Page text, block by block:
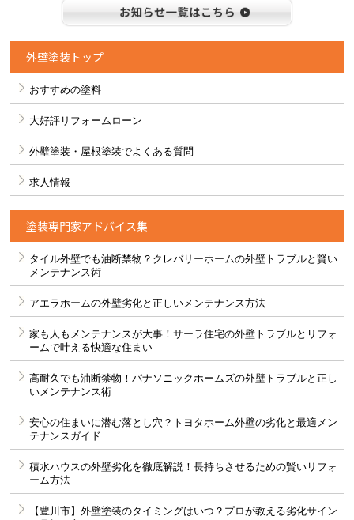
外壁塗装トップ
おすすめの塗料
大好評リフォームローン
外壁塗装・屋根塗装でよくある質問
求人情報
塗装専門家アドバイス集
タイル外壁でも油断禁物？クレバリーホームの外壁トラブルと賢い
メンテナンス術
アエラホームの外壁劣化と正しいメンテナンス方法
家も人もメンテナンスが大事！サーラ住宅の外壁トラブルとリフォ
ームで叶える快適な住まい
高耐久でも油断禁物！パナソニックホームズの外壁トラブルと正し
いメンテナンス術
安心の住まいに潜む落とし穴？トヨタホーム外壁の劣化と最適メン
テナンスガイド
積水ハウスの外壁劣化を徹底解説！長持ちさせるための賢いリフォ
ーム方法
【豊川市】外壁塗装のタイミングはいつ？プロが教える劣化サイン